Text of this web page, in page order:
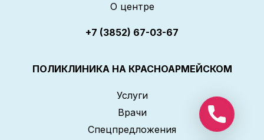
О центре
+7 (3852) 67-03-67
ПОЛИКЛИНИКА НА КРАСНОАРМЕЙСКОМ
Услуги
Врачи
Спецпредложения